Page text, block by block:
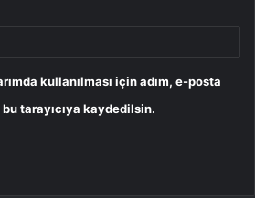
kullanılması için adım, e-posta
tarayıcıya kaydedilsin.